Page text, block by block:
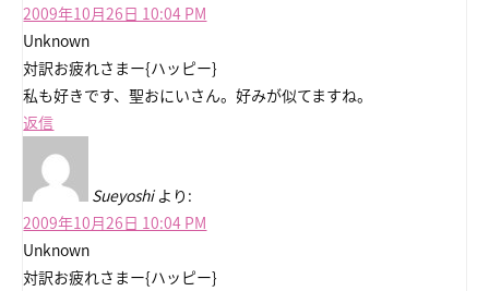
2009年10月26日 10:04 PM
Unknown
対訳お疲れさまー{ハッピー}
私も好きです、聖おにいさん。好みが似てますね。
返信
Sueyoshi より:
2009年10月26日 10:04 PM
Unknown
対訳お疲れさまー{ハッピー}